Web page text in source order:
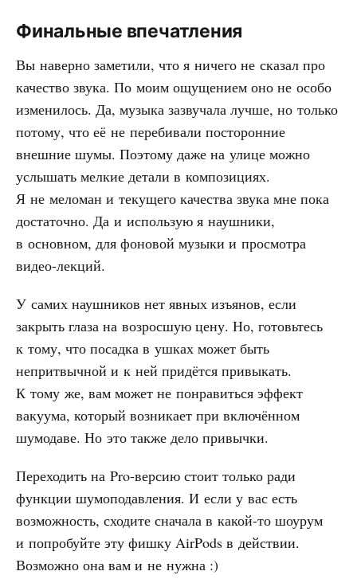
Финальные впечатления
Вы наверно заметили, что я ничего не сказал про
качество звука. По моим ощущением оно не особо
изменилось. Да, музыка зазвучала лучше, но только
потому, что её не перебивали посторонние
внешние шумы. Поэтому даже на улице можно
услышать мелкие детали в композициях.
Я не меломан и текущего качества звука мне пока
достаточно. Да и использую я наушники,
в основном, для фоновой музыки и просмотра
видео-лекций.
У самих наушников нет явных изъянов, если
закрыть глаза на возросшую цену. Но, готовьтесь
к тому, что посадка в ушках может быть
непритвычной и к ней придётся привыкать.
К тому же, вам может не понравиться эффект
вакуума, который возникает при включённом
шумодаве. Но это также дело привычки.
Переходить на Pro-версию стоит только ради
функции шумоподавления. И если у вас есть
возможность, сходите сначала в какой-то шоурум
и попробуйте эту фишку AirPods в действии.
Возможно она вам и не нужна :)